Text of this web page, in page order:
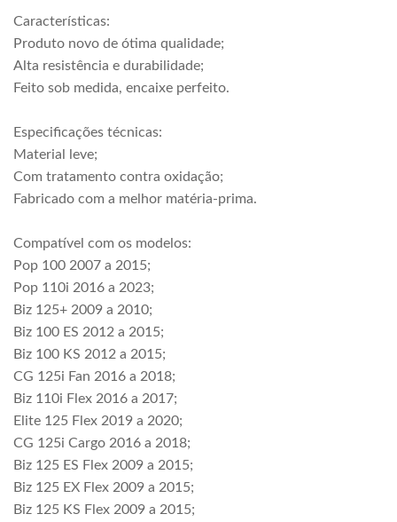
Características:
Produto novo de ótima qualidade;
Alta resistência e durabilidade;
Feito sob medida, encaixe perfeito.
Especificações técnicas:
Material leve;
Com tratamento contra oxidação;
Fabricado com a melhor matéria-prima.
Compatível com os modelos:
Pop 100 2007 a 2015;
Pop 110i 2016 a 2023;
Biz 125+ 2009 a 2010;
Biz 100 ES 2012 a 2015;
Biz 100 KS 2012 a 2015;
CG 125i Fan 2016 a 2018;
Biz 110i Flex 2016 a 2017;
Elite 125 Flex 2019 a 2020;
CG 125i Cargo 2016 a 2018;
Biz 125 ES Flex 2009 a 2015;
Biz 125 EX Flex 2009 a 2015;
Biz 125 KS Flex 2009 a 2015;